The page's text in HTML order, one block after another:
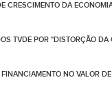
CRESCIMENTO DA
TVDE POR "DISTORÇÃO
NO VALOR